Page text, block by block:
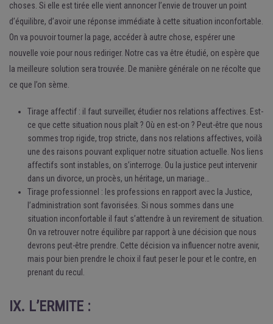
choses. Si elle est tirée elle vient annoncer l’envie de trouver un point
d’équilibre, d’avoir une réponse immédiate à cette situation inconfortable.
On va pouvoir tourner la page, accéder à autre chose, espérer une
nouvelle voie pour nous rediriger. Notre cas va être étudié, on espère que
la meilleure solution sera trouvée. De manière générale on ne récolte que
ce que l’on sème.
Tirage affectif : il faut surveiller, étudier nos relations affectives. Est-
ce que cette situation nous plaît ? Où en est-on ? Peut-être que nous
sommes trop rigide, trop stricte, dans nos relations affectives, voilà
une des raisons pouvant expliquer notre situation actuelle. Nos liens
affectifs sont instables, on s’interroge. Ou la justice peut intervenir
dans un divorce, un procès, un héritage, un mariage…
Tirage professionnel : les professions en rapport avec la Justice,
l’administration sont favorisées. Si nous sommes dans une
situation inconfortable il faut s’attendre à un revirement de situation.
On va retrouver notre équilibre par rapport à une décision que nous
devrons peut-être prendre. Cette décision va influencer notre avenir,
mais pour bien prendre le choix il faut peser le pour et le contre, en
prenant du recul.
IX. L’ERMITE :